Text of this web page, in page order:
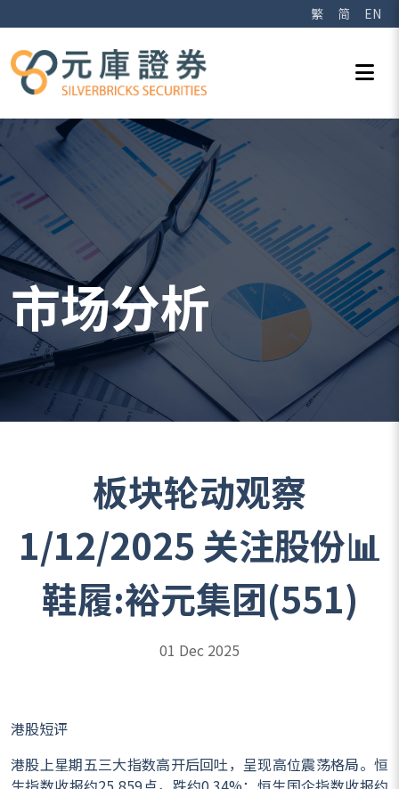
繁 简 EN
市场分析
板块轮动观察
1/12/2025 关注股份📊
鞋履:裕元集团(551)
01 Dec 2025
港股短评
港股上星期五三大指数高开后回吐，呈现高位震荡格局。恒